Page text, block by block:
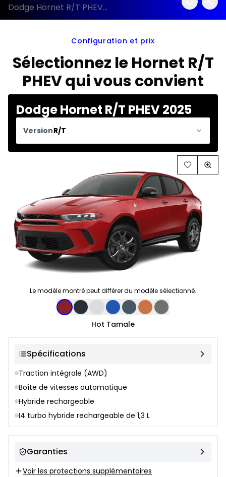
Dodge Hornet R/T PHEV 2025 configuration et prix
Configuration et prix
Sélectionnez le Hornet R/T
PHEV qui vous convient
Dodge Hornet R/T PHEV 2025
VersionR/T
Le modèle montré peut différer du modèle sélectionné.
Sélection de couleur
Hot Tamale
Spécifications
Traction intégrale (AWD)
Boîte de vitesses automatique
Hybride rechargeable
I4 turbo hybride rechargeable de 1,3 L
Garanties
Voir les protections supplémentaires